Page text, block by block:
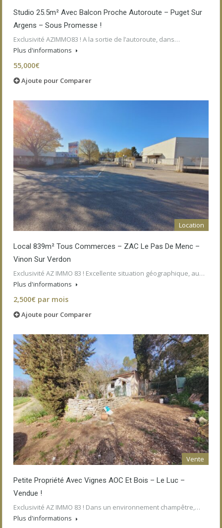
Studio 25.5m² Avec Balcon Proche Autoroute – Puget Sur
Argens – Sous Promesse !
Exclusivité AZIMMO83 ! A la sortie de l’autoroute, dans…
Plus d'informations
55,000€
Ajoute pour Comparer
Location
Local 839m² Tous Commerces – ZAC Le Pas De Menc –
Vinon Sur Verdon
Exclusivité AZ IMMO 83 ! Excellente situation géographique, au…
Plus d'informations
2,500€ par mois
Ajoute pour Comparer
Vente
Petite Propriété Avec Vignes AOC Et Bois – Le Luc –
Vendue !
Exclusivité AZ IMMO 83 ! Dans un environnement champêtre,…
Plus d'informations